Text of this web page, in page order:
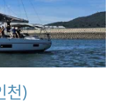
천)